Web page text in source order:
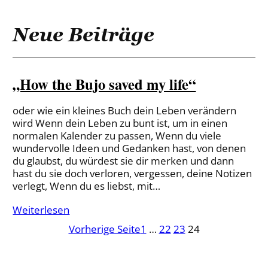
Neue Beiträge
„How the Bujo saved my life“
oder wie ein kleines Buch dein Leben verändern
wird Wenn dein Leben zu bunt ist, um in einen
normalen Kalender zu passen, Wenn du viele
wundervolle Ideen und Gedanken hast, von denen
du glaubst, du würdest sie dir merken und dann
hast du sie doch verloren, vergessen, deine Notizen
verlegt, Wenn du es liebst, mit…
Weiterlesen
Vorherige Seite1 … 22 23 24